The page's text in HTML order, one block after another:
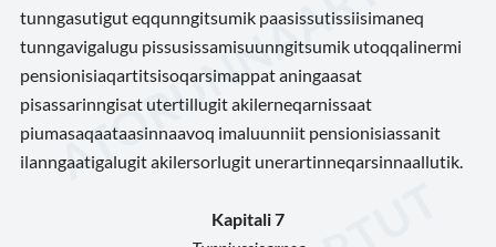
tunngasutigut eqqunngitsumik paasissutissiisimaneq
tunngavigalugu pissusissamisuunngitsumik utoqqalinermi
pensionisiaqartitsisoqarsimappat aningaasat
pisassarinngisat utertillugit akilerneqarnissaat
piumasaqaataasinnaavoq imaluunniit pensionisiassanit
ilanngaatigalugit akilersorlugit unerartinneqarsinnaallutik.
Kapitali 7